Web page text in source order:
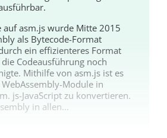
auf asm.js wurde Mitte 2015
als Bytecode-Format
ein effizienteres Format
Codeausführung noch
Mithilfe von asm.js ist es
Module in
js-JavaScript zu konvertieren.
in allen...